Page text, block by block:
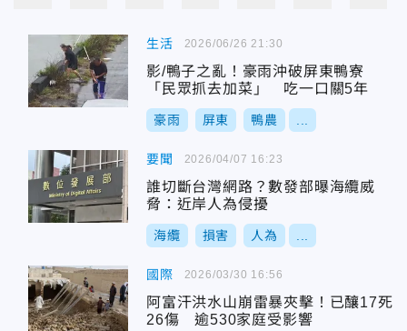
生活
影/鴨子之亂！豪雨沖破屏東鴨寮
「民眾抓去加菜」 吃一口關5年
豪雨 屏東 鴨農
2026/06/26 21:30
要聞
誰切斷台灣網路？數發部曝海纜威
脅：近岸人為侵擾
海纜 損害 人為
2026/04/07 16:23
國際
阿富汗洪水山崩雷暴夾擊！已釀17死
26傷 逾530家庭受影響
2026/03/30 16:56